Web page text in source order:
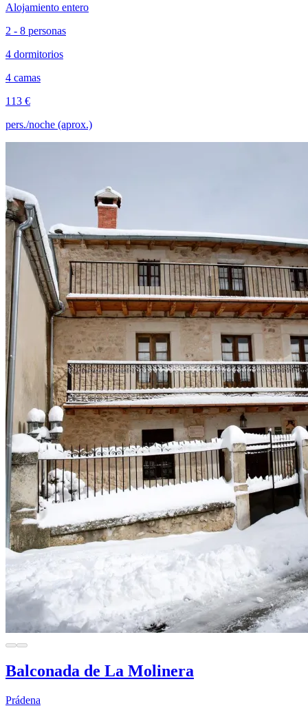
Alojamiento entero
2 - 8 personas
4 dormitorios
4 camas
113 €
pers./noche (aprox.)
Balconada de La Molinera
Prádena